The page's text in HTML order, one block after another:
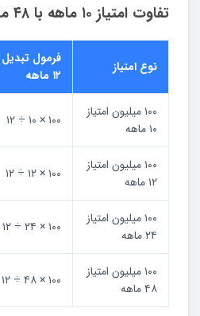
تفاوت امتیاز ۱۰ ماهه با ۴۸ ماهه
نوع امتیاز
فرمول
۱۲ ماهه
۱۰۰ میلیون امتیاز
۱۰ ماهه
۱۰۰ × ۱۰ ÷ ۱۲
۱۰۰ میلیون امتیاز
۱۲ ماهه
۱۰۰ × ۱۲ ÷ ۱۲
۱۰۰ میلیون امتیاز
۲۴ ماهه
۱۰۰ × ۲۴ ÷ ۱۲
۱۰۰ میلیون امتیاز
۴۸ ماهه
۱۰۰ × ۴۸ ÷ ۱۲